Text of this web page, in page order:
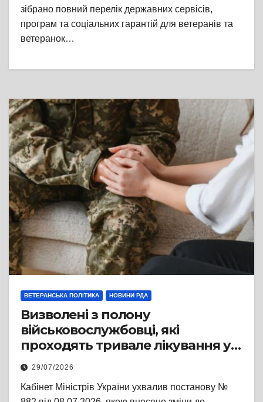
зібрано повний перелік державних сервісів,
програм та соціальних гарантій для ветеранів та
ветеранок…
ВЕТЕРАНСЬКА ПОЛІТИКА НОВИНИ РДА
Визволені з полону
військовослужбовці, які
проходять тривале лікування у
медзакладах, отримуватимуть
додаткові 50 000 грн щомісяця
29/07/2026
Кабінет Міністрів України ухвалив постанову №